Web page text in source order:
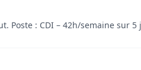
Rémunération: 2 400–2 500 €/mois